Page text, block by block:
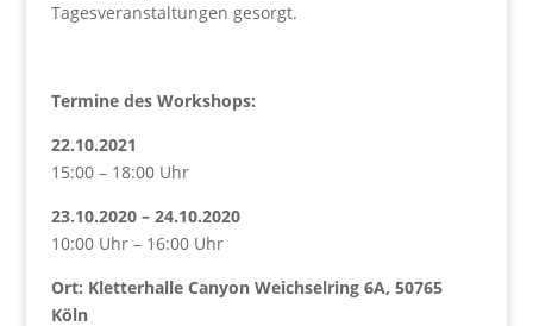
Tagesveranstaltungen gesorgt.
Termine des Workshops:
22.10.2021
15:00 – 18:00 Uhr
23.10.2020 – 24.10.2020
10:00 Uhr – 16:00 Uhr
Ort: Kletterhalle Canyon Weichselring 6A, 50765
Köln